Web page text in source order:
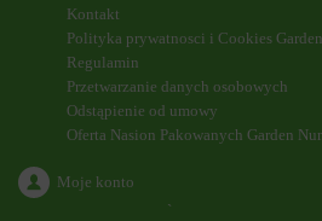
Kontakt
Polityka prywatnosci i Cookies
Regulamin
Przetwarzanie danych osobowych
Odstąpienie od umowy
Oferta Nasion Pakowanych Garden
Moje konto
`